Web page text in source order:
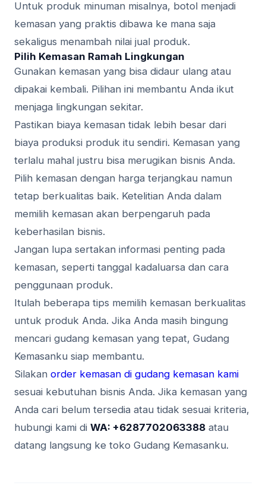
Untuk produk minuman misalnya, botol menjadi
kemasan yang praktis dibawa ke mana saja
sekaligus menambah nilai jual produk.
Pilih Kemasan Ramah Lingkungan
Gunakan kemasan yang bisa didaur ulang atau
dipakai kembali. Pilihan ini membantu Anda ikut
menjaga lingkungan sekitar.
Pastikan biaya kemasan tidak lebih besar dari
biaya produksi produk itu sendiri. Kemasan yang
terlalu mahal justru bisa merugikan bisnis Anda.
Pilih kemasan dengan harga terjangkau namun
tetap berkualitas baik. Ketelitian Anda dalam
memilih kemasan akan berpengaruh pada
keberhasilan bisnis.
Jangan lupa sertakan informasi penting pada
kemasan, seperti tanggal kadaluarsa dan cara
penggunaan produk.
Itulah beberapa tips memilih kemasan berkualitas
untuk produk Anda. Jika Anda masih bingung
mencari gudang kemasan yang tepat, Gudang
Kemasanku siap membantu.
Silakan order kemasan di gudang kemasan kami
sesuai kebutuhan bisnis Anda. Jika kemasan yang
Anda cari belum tersedia atau tidak sesuai kriteria,
hubungi kami di WA: +6287702063388 atau
datang langsung ke toko Gudang Kemasanku.